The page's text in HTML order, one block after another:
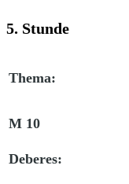
5. Stunde
Thema:
M 10
Deberes: